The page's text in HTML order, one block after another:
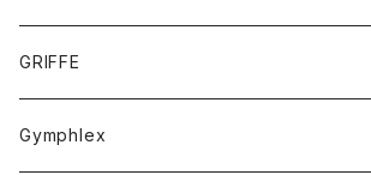
スカート
スカート
Tシャツ
Tシャツ
GRIFFE
Gymphlex